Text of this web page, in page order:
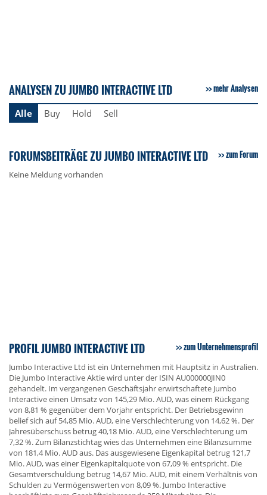
ANALYSEN ZU JUMBO INTERACTIVE LTD mehr Analysen
Alle Buy Hold Sell
FORUMSBEITRÄGE ZU JUMBO INTERACTIVE LTD zum Forum
Keine Meldung vorhanden
PROFIL JUMBO INTERACTIVE LTD zum Unternehmensprofil
Jumbo Interactive Ltd ist ein Unternehmen mit Hauptsitz in Australien.
Die Jumbo Interactive Aktie wird unter der ISIN AU000000JIN0
gehandelt. Im vergangenen Geschäftsjahr erwirtschaftete Jumbo
Interactive einen Umsatz von 145,29 Mio. AUD, was einem Rückgang
von 8,81 % gegenüber dem Vorjahr entspricht. Der Betriebsgewinn
belief sich auf 54,85 Mio. AUD, eine Verschlechterung von 14,62 %. Der
Jahresüberschuss betrug 40,18 Mio. AUD, eine Verschlechterung um
7,32 %. Zum Bilanzstichtag wies das Unternehmen eine Bilanzsumme
von 181,4 Mio. AUD aus. Das ausgewiesene Eigenkapital betrug 121,7
Mio. AUD, was einer Eigenkapitalquote von 67,09 % entspricht. Die
Gesamtverschuldung betrug 14,67 Mio. AUD, mit einem Verhältnis von
Schulden zu Vermögenswerten von 8,09 %. Jumbo Interactive